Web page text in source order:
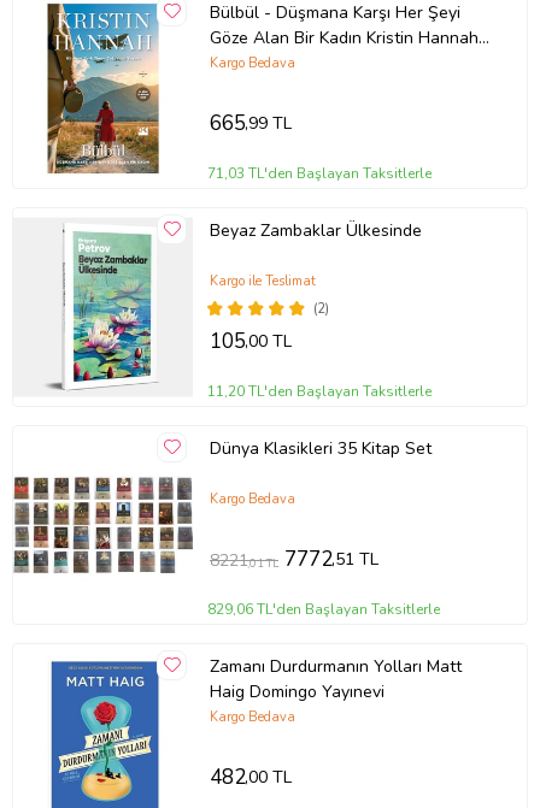
Bülbül - Düşmana Karşı Her Şeyi
Göze Alan Bir Kadın Kristin Hannah
Doğan Kitap
Kargo Bedava
665,99 TL
71,03 TL'den Başlayan Taksitlerle
Beyaz Zambaklar Ülkesinde
(2)
Kargo ile Teslimat
105,00 TL
11,20 TL'den Başlayan Taksitlerle
Dünya Klasikleri 35 Kitap Set
Kargo Bedava
8221,01 TL 7772,51 TL
829,06 TL'den Başlayan Taksitlerle
Zamanı Durdurmanın Yolları Matt
Haig Domingo Yayınevi
Kargo Bedava
482,00 TL